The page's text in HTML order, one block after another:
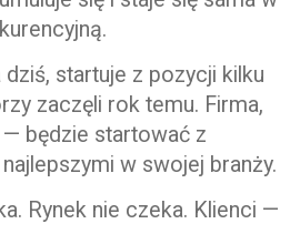
dziś, startuje z pozycji kilku
zaczęli rok temu. Firma,
będzie startować z
w swojej branży.
Rynek nie czeka. Klienci —